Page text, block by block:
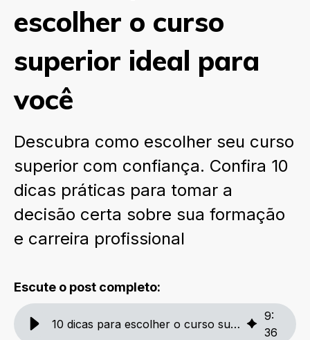
escolher o curso
superior ideal para
você
Descubra como escolher seu curso
superior com confiança. Confira 10
dicas práticas para tomar a
decisão certa sobre sua formação
e carreira profissional
Escute o post completo:
10 dicas para escolher o curso superior ideal para você
9:
36